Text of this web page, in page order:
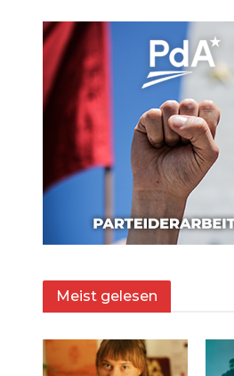
Meist gelesen